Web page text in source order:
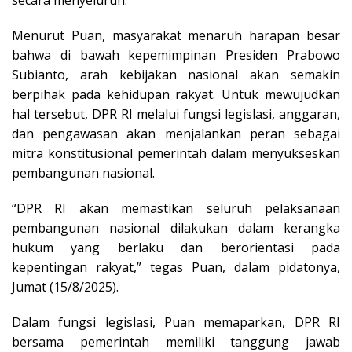
Menurut Puan, masyarakat menaruh harapan besar
bahwa di bawah kepemimpinan Presiden Prabowo
Subianto, arah kebijakan nasional akan semakin
berpihak pada kehidupan rakyat. Untuk mewujudkan
hal tersebut, DPR RI melalui fungsi legislasi, anggaran,
dan pengawasan akan menjalankan peran sebagai
mitra konstitusional pemerintah dalam menyukseskan
pembangunan nasional.
“DPR RI akan memastikan seluruh pelaksanaan
pembangunan nasional dilakukan dalam kerangka
hukum yang berlaku dan berorientasi pada
kepentingan rakyat,” tegas Puan, dalam pidatonya,
Jumat (15/8/2025).
Dalam fungsi legislasi, Puan memaparkan, DPR RI
bersama pemerintah memiliki tanggung jawab